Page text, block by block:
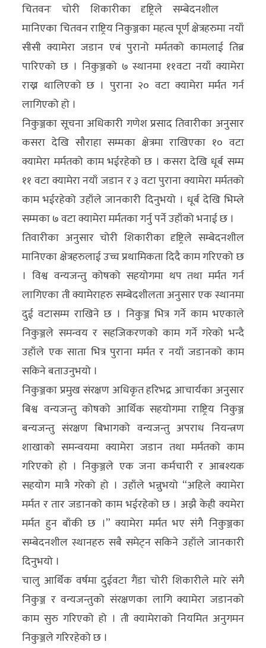
विज्ञान
प्रविधि
अन्तरर्वार्ता
विचार/
ब्लग
खेलकुद
रोचक
अन्य
क्लिक
खबर
विशेष
राशिफल
फोटो
ग्यालरी
भिडियो
चितवनः चोरी शिकारीका दृष्ट्रिले सम्बेदनशील
मानिएका चितवन राष्ट्रिय निकुञ्जका महत्व पूर्ण क्षेत्रहरुमा नयाँ
सीसी क्यामेरा जडान एबं पुरानो मर्मतको कामलाई तिब्र
पारिएको छ । निकुञ्जको ७ स्थानमा ११वटा नयाँ क्यामेरा
राख्न थालिएको छ । पुराना २० वटा क्यामेरा मर्मत गर्न
लागिएको हो ।
निकुञ्जका सूचना अधिकारी गणेश प्रसाद तिवारीका अनुसार
कसरा देखि सौराहा सम्मका क्षेत्रमा राखिएका १० वटा
क्यामेरा मर्मतको काम भईरहेको छ । कसरा देखि धूर्ब सम्म
११ वटा क्यामेरा नयाँ जडान र ३ वटा पुराना क्यामेरा मर्मतको
काम भईरहेको उहाँले जानकारी दिनुभयो । धूर्ब देखि भिम्ले
सम्मका ७ वटा क्यामेरा मर्मतका गर्नु पर्ने उहाँको भनाई छ ।
तिवारीका अनुसार चोरी शिकारीका दृष्ट्रिले सम्बेदनशील
मानिएका क्षेत्रहरुलाई उच्च प्रथामिकता दिदै काम गरिएको छ
। विश्व वन्यजन्तु कोषको सहयोगमा थप तथा मर्मत गर्न
लागिएका ती क्यामेराहरु सम्बेदशीलता अनुसार एक स्थानमा
दुई वटासम्म राखिने छ । निकुञ्ज भित्र गर्ने काम भएकाले
निकुञ्जले समन्वय र सहजिकरणको काम गर्ने गरेको भन्दै
उहाँले एक साता भित्र पुराना मर्मत र नयाँ जडानको काम
सकिने बताउनुभयो ।
निकुञ्जका प्रमुख संरक्षण अधिकृत हरिभद्र आचार्यका अनुसार
बिश्व वन्यजन्तु कोषको आर्थिक सहयोगमा राष्ट्रिय निकुञ्ज
बन्यजन्तु संरक्षण बिभागको वन्यजन्तु अपराध नियन्त्रण
शाखाको समन्वयमा क्यामेरा जडान तथा मर्मतको काम
गरिएको हो । निकुञ्जले एक जना कर्मचारी र आबश्यक
सहयोग मात्रै गरेको हो । उहाँले भन्नुभयो “अहिले क्यामेरा
मर्मत र तार जडानको काम भईरहेको छ । अझै केही क्यमेरा
मर्मत हुन बाँकी छ ।” क्यामेरा मर्मत भए संगै निकुञ्जका
सम्बेदनशील स्थानहरु सबै समेट्न सकिने उहाँले जानकारी
दिनुभयो ।
चालु आर्थिक वर्षमा दुईवटा गैंडा चोरी शिकारीले मारे संगै
निकुञ्ज र वन्यजन्तुको संरक्षणका लागि क्यामेरा जडानको
काम सुरु गरिएको हो । ती क्यामेराको नियमित अनुगमन
निकुञ्जले गरिरहेको छ ।